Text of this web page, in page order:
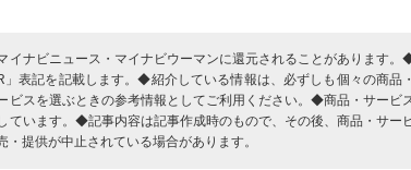
ナビニュース・マイナビウーマンに還元されることがあります。
表記を記載します。◆紹介している情報は、必ずしも個々の商品
スを選ぶときの参考情報としてご利用ください。◆商品・サービ
います。◆記事内容は記事作成時のもので、その後、商品・サー
提供が中止されている場合があります。